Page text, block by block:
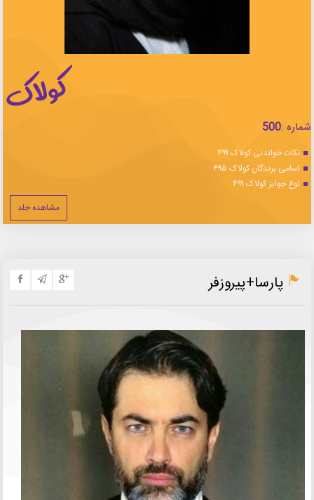
شماره :500
نکات خواندنی کولاک ۴۹۹
اسامی برندگان کولاک ۴۹۵
نوع جوایز کولاک ۴۹۹
مشاهده جلد
پارسا+پیروزفر